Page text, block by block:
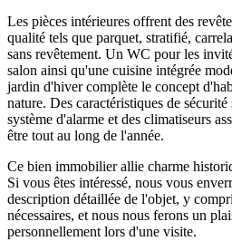
Les pièces intérieures offrent des
qualité tels que parquet, stratifié,
sans revêtement. Un WC pour les
salon ainsi qu'une cuisine intégrée
jardin d'hiver complète le concept
nature. Des caractéristiques de
système d'alarme et des climatiseurs
être tout au long de l'année.
Ce bien immobilier allie charme
Si vous êtes intéressé, nous vous
description détaillée de l'objet, y
nécessaires, et nous nous ferons un
personnellement lors d'une visite.